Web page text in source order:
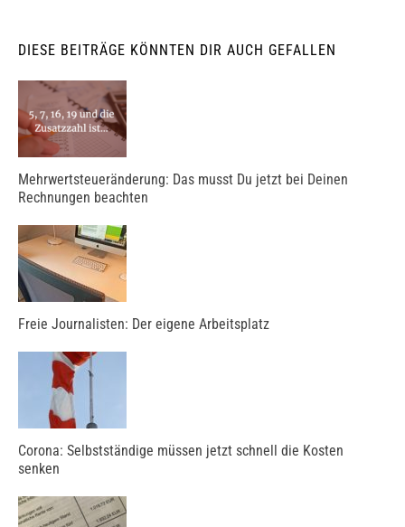
DIESE BEITRÄGE KÖNNTEN DIR AUCH GEFALLEN
Mehrwertsteueränderung: Das musst Du jetzt bei Deinen
Rechnungen beachten
Freie Journalisten: Der eigene Arbeitsplatz
Corona: Selbstständige müssen jetzt schnell die Kosten
senken